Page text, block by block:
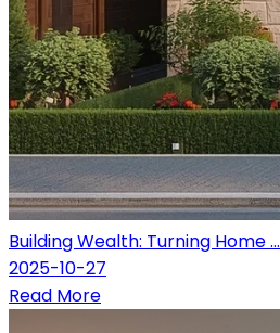
Building Wealth: Turning Home ...
2025-10-27
Read More